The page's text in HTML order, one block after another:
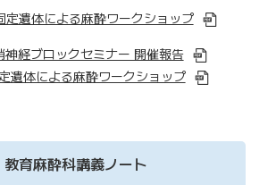
遺体による麻酔ワークショップ
経ブロックセミナー 開催報告
遺体による麻酔ワークショップ
教育麻酔科講義ノート